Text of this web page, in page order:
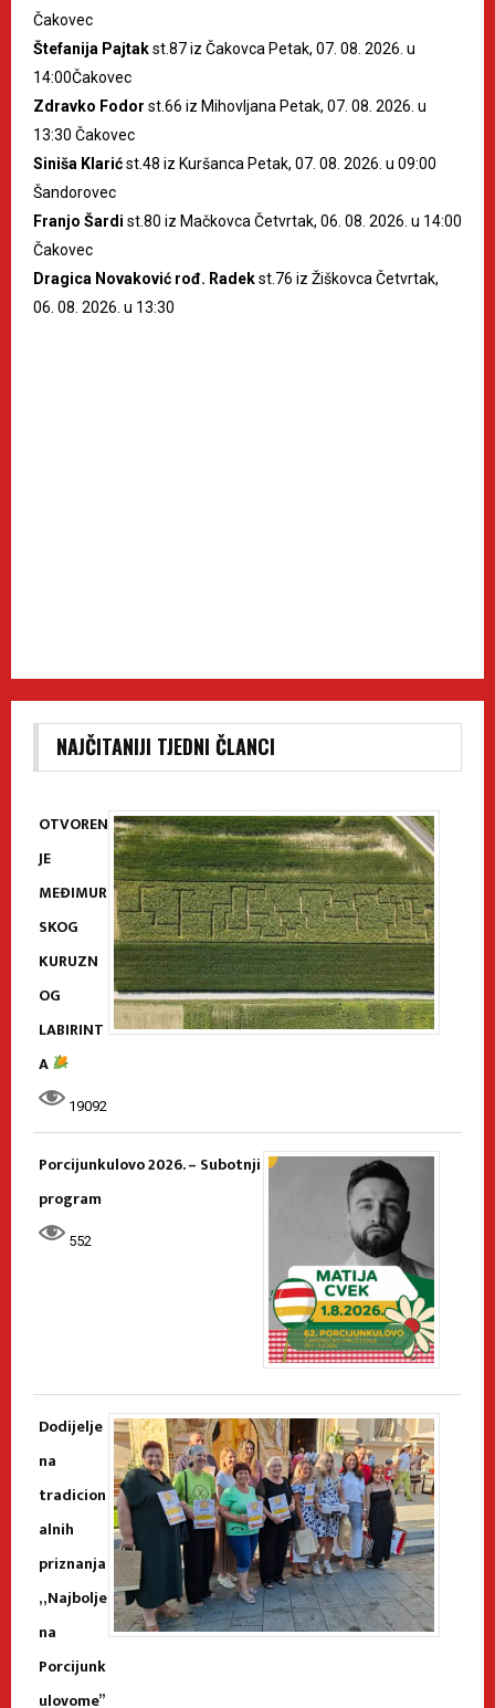
Čakovec
Štefanija Pajtakst.87 iz Čakovca Petak, 07. 08. 2026. u
14:00Čakovec
Zdravko Fodor st.66 iz Mihovljana Petak, 07. 08. 2026. u
13:30 Čakovec
Siniša Klarićst.48 iz Kuršanca Petak, 07. 08. 2026. u 09:00
Šandorovec
Franjo Šardi st.80 iz Mačkovca Četvrtak, 06. 08. 2026. u 14:00
Čakovec
Dragica Novaković rođ. Radekst.76 iz Žiškovca Četvrtak,
06. 08. 2026. u 13:30
NAJČITANIJI TJEDNI ČLANCI
OTVOREN
JE
MEĐIMUR
SKOG
KURUZN
OG
LABIRINT
A
19092
Porcijunkulovo 2026. – Subotnji
program
552
Dodijelje
na
tradicion
alnih
priznanja
„Najbolje
na
Porcijunk
ulovome”